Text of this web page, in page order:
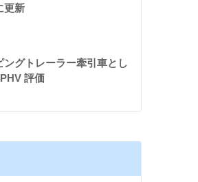
更新
ングトレーラー牽引車とし
評価